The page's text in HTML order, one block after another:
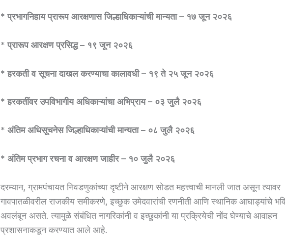
* प्रभागनिहाय प्रारूप आरक्षणास जिल्हाधिकाऱ्यांची मान्यता – १७ जून २०२६
* प्रारूप आरक्षण प्रसिद्ध – १९ जून २०२६
* हरकती व सूचना दाखल करण्याचा कालावधी – १९ ते २५ जून २०२६
* हरकतींवर उपविभागीय अधिकाऱ्यांचा अभिप्राय – ०३ जुलै २०२६
* अंतिम अधिसूचनेस जिल्हाधिकाऱ्यांची मान्यता – ०८ जुलै २०२६
* अंतिम प्रभाग रचना व आरक्षण जाहीर – १० जुलै २०२६
दरम्यान, ग्रामपंचायत निवडणुकांच्या दृष्टीने आरक्षण सोडत महत्त्वाची मानली जात असून त्यावर
गावपातळीवरील राजकीय समीकरणे, इच्छुक उमेदवारांची रणनीती आणि स्थानिक आघाड्यांचे
अवलंबून असते. त्यामुळे संबंधित नागरिकांनी व इच्छुकांनी या प्रक्रियेची नोंद घेण्याचे आवाहन
प्रशासनाकडून करण्यात आले आहे.